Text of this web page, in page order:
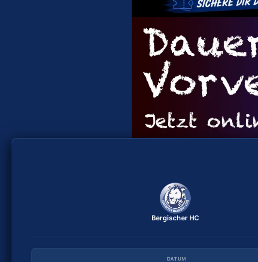
Bergischer HC
DATUM
TuS Lintfort
ANWURF